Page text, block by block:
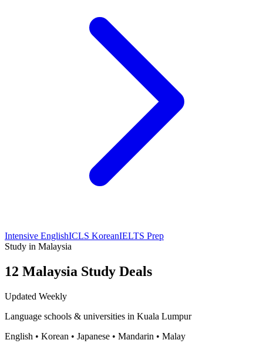
Intensive EnglishICLS KoreanIELTS Prep
Study in Malaysia
12 Malaysia Study Deals
Updated Weekly
Language schools & universities in Kuala Lumpur
English • Korean • Japanese • Mandarin • Malay